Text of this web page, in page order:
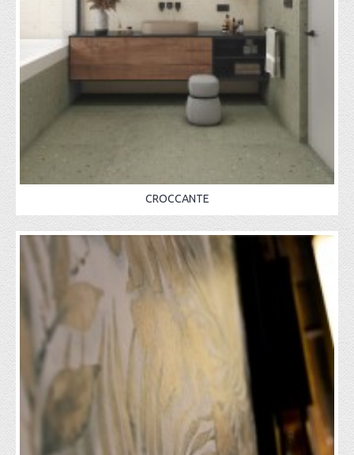
CROCCANTE